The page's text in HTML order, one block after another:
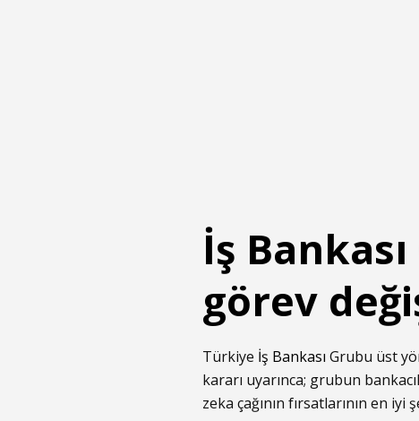
İş
görev
Türkiye İş Bankası Grubu üst
kararı uyarınca; grubun
zeka çağının fırsatlarının en